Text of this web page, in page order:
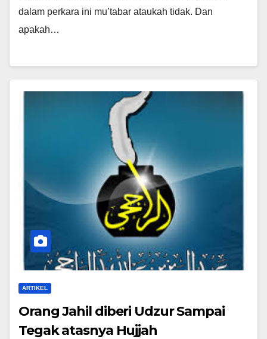
dalam perkara ini mu’tabar ataukah tidak. Dan
apakah…
ARTIKEL
Orang Jahil diberi Udzur Sampai
Tegak atasnya Hujjah